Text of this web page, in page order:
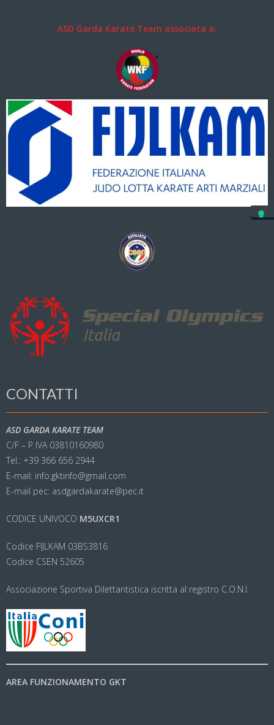
ASD Garda Karate Team associata a:
CONTATTI
ASD GARDA KARATE TEAM
C/F – P IVA 03810160980
Tel.: +39 366 656 2944
E-mail: info.gktinfo@gmail.com
E-mail pec: asdgardakarate@pec.it
CODICE UNIVOCO M5UXCR1
Codice FIJLKAM 03BS3816
Codice CSEN 52605
Associazione Sportiva Dilettantistica iscritta al registro C.O.N.I.
AREA FUNZIONAMENTO GKT